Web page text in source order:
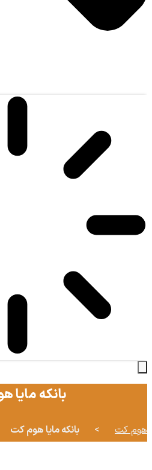
بانکه مایا
هوم کت > بانکه مایا هوم کت